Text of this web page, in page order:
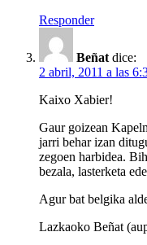
Responder
Beñat dice:
2 abril, 2011 a las
Kaixo Xabier!
Gaur goizean
jarri behar izan
zegoen harbidea.
bezala, lasterketa
Agur bat belgika
Lazkaoko Beñat